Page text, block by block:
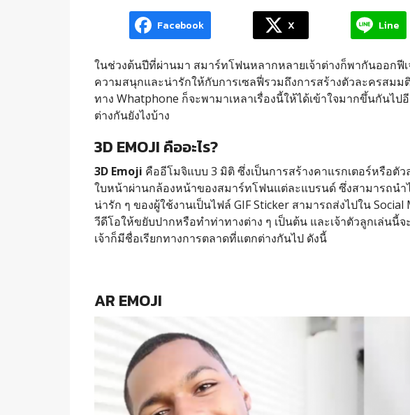
Facebook X Line
ในช่วงต้นปีที่ผ่านมา สมาร์ทโฟนหลากหลายเจ้าต่างก็พากันออกฟีเ
ความสนุกและน่ารักให้กับการเซลฟี่รวมถึงการสร้างตัวละครสม
ทาง Whatphone ก็จะพามาเหลาเรื่องนี้ให้ได้เข้าใจมากขึ้นกันไ
ต่างกันยังไงบ้าง
3D EMOJI คืออะไร?
3D Emoji คืออีโมจิแบบ 3 มิติ ซึ่งเป็นการสร้างคาแรกเตอร์หรือตั
ใบหน้าผ่านกล้องหน้าของสมาร์ทโฟนแต่ละแบรนด์ ซึ่งสามารถนำ
น่ารัก ๆ ของผู้ใช้งานเป็นไฟล์ GIF Sticker สามารถส่งไปใน
วีดีโอให้ขยับปากหรือทำท่าทางต่าง ๆ เป็นต้น และเจ้าตัวลูกเล่น
เจ้าก็มีชื่อเรียกทางการตลาดที่แตกต่างกันไป ดังนี้
AR EMOJI